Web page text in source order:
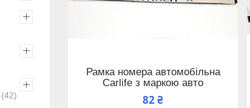
Рамка номера автомобільна
Carlife з маркою авто
82 ₴
42